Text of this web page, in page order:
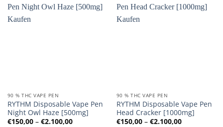
90 % THC VAPE PEN
RYTHM Disposable Vape Pen
Night Owl Haze [500mg]
€150,00 – €2.100,00Preisspanne:
90 % THC VAPE PEN
RYTHM Disposable Vape Pen
Head Cracker [1000mg]
€150,00 – €2.100,00